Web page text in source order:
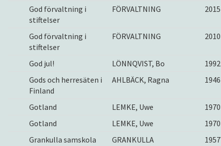
God förvaltning i
stiftelser
FÖRVALTNING 2015
God förvaltning i
stiftelser
FÖRVALTNING 2010
God jul! LÖNNQVIST, Bo
1992
Gods och herresäten i
Finland
AHLBÄCK, Ragna 1946
Gotland LEMKE, Uwe
1970
Gotland
LEMKE, Uwe
1970
Grankulla samskola
GRANKULLA 1957